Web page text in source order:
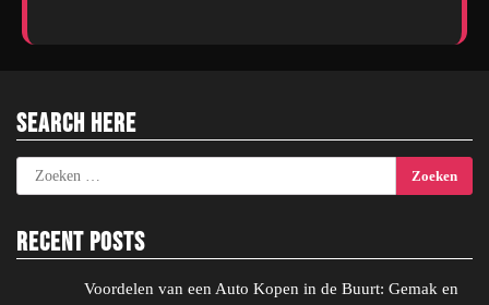
Search Here
Zoeken
naar:
Recent Posts
Voordelen van een Auto Kopen in de Buurt: Gemak en